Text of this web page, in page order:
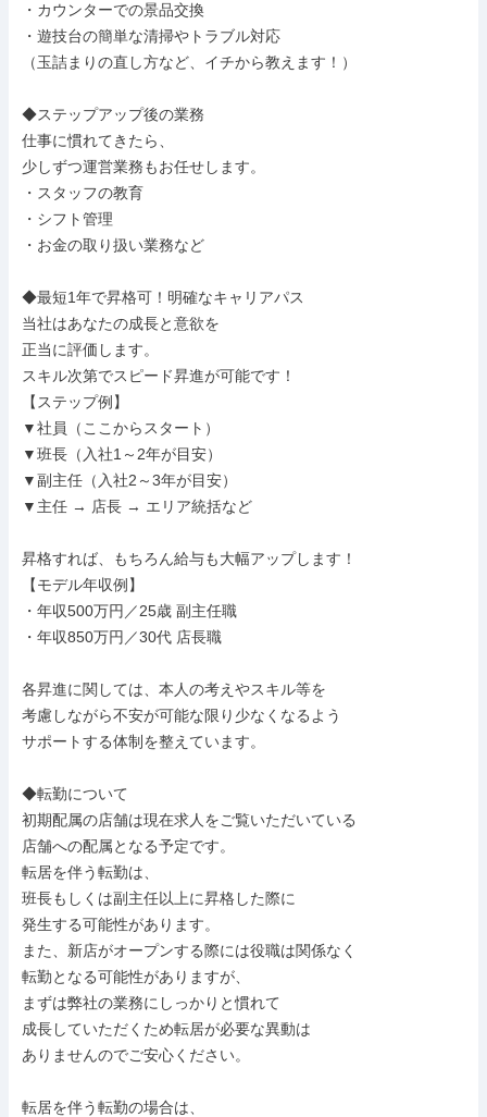
・カウンターでの景品交換
・遊技台の簡単な清掃やトラブル対応
（玉詰まりの直し方など、イチから教えます！）
◆ステップアップ後の業務
仕事に慣れてきたら、
少しずつ運営業務もお任せします。
・スタッフの教育
・シフト管理
・お金の取り扱い業務など
◆最短1年で昇格可！明確なキャリアパス
当社はあなたの成長と意欲を
正当に評価します。
スキル次第でスピード昇進が可能です！
【ステップ例】
▼社員（ここからスタート）
▼班長（入社1～2年が目安）
▼副主任（入社2～3年が目安）
▼主任 → 店長 → エリア統括など
昇格すれば、もちろん給与も大幅アップします！
【モデル年収例】
・年収500万円／25歳 副主任職
・年収850万円／30代 店長職
各昇進に関しては、本人の考えやスキル等を
考慮しながら不安が可能な限り少なくなるよう
サポートする体制を整えています。
◆転勤について
初期配属の店舗は現在求人をご覧いただいている
店舗への配属となる予定です。
転居を伴う転勤は、
班長もしくは副主任以上に昇格した際に
発生する可能性があります。
また、新店がオープンする際には役職は関係なく
転勤となる可能性がありますが、
まずは弊社の業務にしっかりと慣れて
成長していただくため転居が必要な異動は
ありませんのでご安心ください。
転居を伴う転勤の場合は、